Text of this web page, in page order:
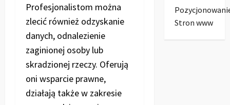
Profesjonalistom można
zlecić również odzyskanie
danych, odnalezienie
zaginionej osoby lub
skradzionej rzeczy. Oferują
oni wsparcie prawne,
działają także w zakresie
Stron www